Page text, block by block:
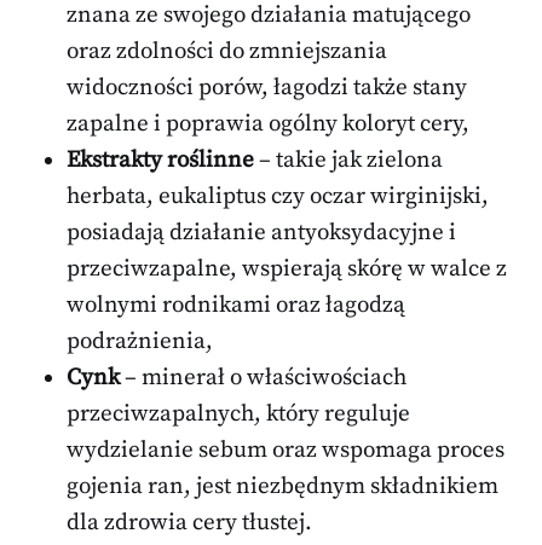
znana ze swojego działania matującego
oraz zdolności do zmniejszania
widoczności porów, łagodzi także stany
zapalne i poprawia ogólny koloryt cery,
Ekstrakty roślinne– takie jak zielona
herbata, eukaliptus czy oczar wirginijski,
posiadają działanie antyoksydacyjne i
przeciwzapalne, wspierają skórę w walce z
wolnymi rodnikami oraz łagodzą
podrażnienia,
Cynk– minerał o właściwościach
przeciwzapalnych, który reguluje
wydzielanie sebum oraz wspomaga proces
gojenia ran, jest niezbędnym składnikiem
dla zdrowia cery tłustej.